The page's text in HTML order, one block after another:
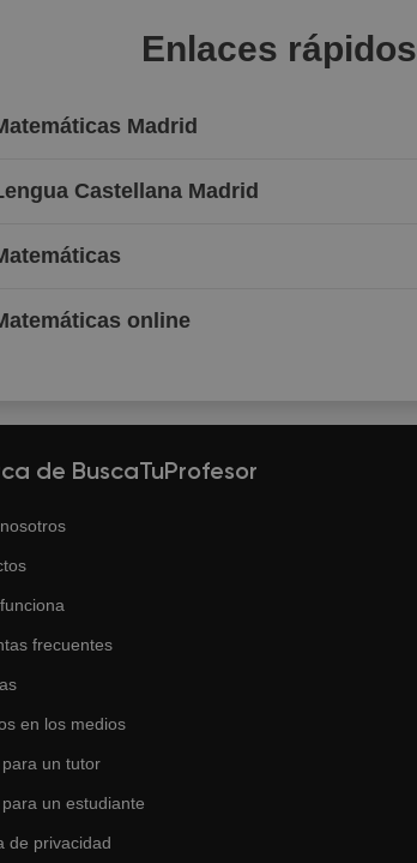
Enlaces rápidos
Madrid
Castellana Madrid
online
de BuscaTuProfesor
frecuentes
en los medios
un tutor
un estudiante
de privacidad